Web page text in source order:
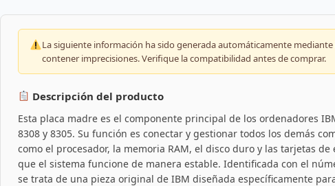
La siguiente información ha sido generada automáticamente
contener imprecisiones. Verifique la compatibilidad antes de comprar.
Descripción del producto
Esta placa madre es el componente principal de los ordenadores
8308 y 8305. Su función es conectar y gestionar todos los demás
como el procesador, la memoria RAM, el disco duro y las tarjetas
que el sistema funcione de manera estable. Identificada con el
se trata de una pieza original de IBM diseñada específicamente